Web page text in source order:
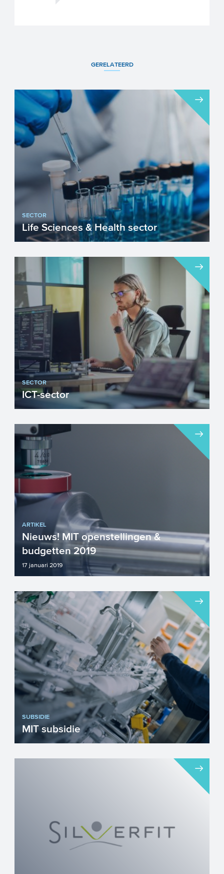
GERELATEERD
SECTOR
Life Sciences & Health sector
In de Nederlandse gezondheidszorg is
het vanzelfsprekend dat men zich richt op
de persoon en niet op...
SECTOR
ICT-sector
Innovatie is een belangrijke voorwaarde
voor economische groei. Toepassing van
ICT krijgt daarbij ee...
ARTIKEL
Nieuws! MIT openstellingen &
budgetten 2019
17 januari 2019
Zojuist is in een presentatie van LIOF
bekendgemaakt dat de populaire MIT
subsidie voor Zuid-Nederla...
SUBSIDIE
MIT subsidie